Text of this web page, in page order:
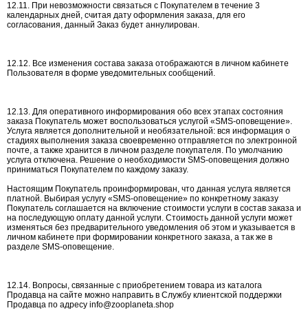
12.11. При невозможности связаться с Покупателем в течение 3
календарных дней, считая дату оформления заказа, для его
согласования, данный Заказ будет аннулирован.
12.12. Все изменения состава заказа отображаются в личном кабинете
Пользователя в форме уведомительных сообщений.
12.13. Для оперативного информирования обо всех этапах состояния
заказа Покупатель может воспользоваться услугой «SMS-оповещение».
Услуга является дополнительной и необязательной: вся информация о
стадиях выполнения заказа своевременно отправляется по электронной
почте, а также хранится в личном разделе покупателя. По умолчанию
услуга отключена. Решение о необходимости SMS-оповещения должно
приниматься Покупателем по каждому заказу.
Настоящим Покупатель проинформирован, что данная услуга является
платной. Выбирая услугу «SMS-оповещение» по конкретному заказу
Покупатель соглашается на включение стоимости услуги в состав заказа и
на последующую оплату данной услуги. Стоимость данной услуги может
изменяться без предварительного уведомления об этом и указывается в
личном кабинете при формировании конкретного заказа, а так же в
разделе SMS-оповещение.
12.14. Вопросы, связанные с приобретением товара из каталога
Продавца на сайте можно направить в Службу клиентской поддержки
Продавца по адресу info@zooplaneta.shop